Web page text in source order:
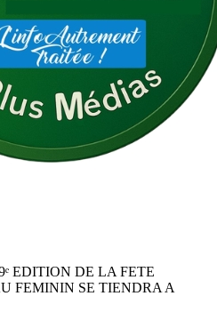
EDITION DE LA FETE
FEMININ SE TIENDRA A